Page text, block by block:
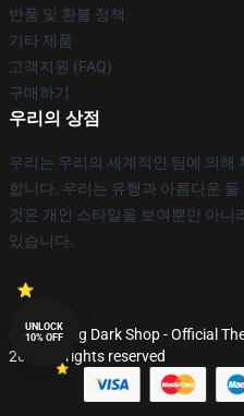
반품 및 환불 정책
기타 제품
고객지원 (FAQ)
구매하기
우리의 상점
우리는 우리의 세계적인 팀에 의해
합니다. 우리는 유행과 아름다운
것은 개인 스타일을 보여뿐만 아니
있습니다.
© The Long Dark Shop - Official
2026 all rights reserved
UNLOCK
10% OFF